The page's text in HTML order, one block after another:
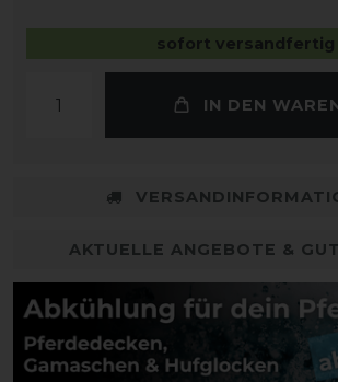
sofort versandfertig
IN DEN
AKTUELLE ANGEBOTE &